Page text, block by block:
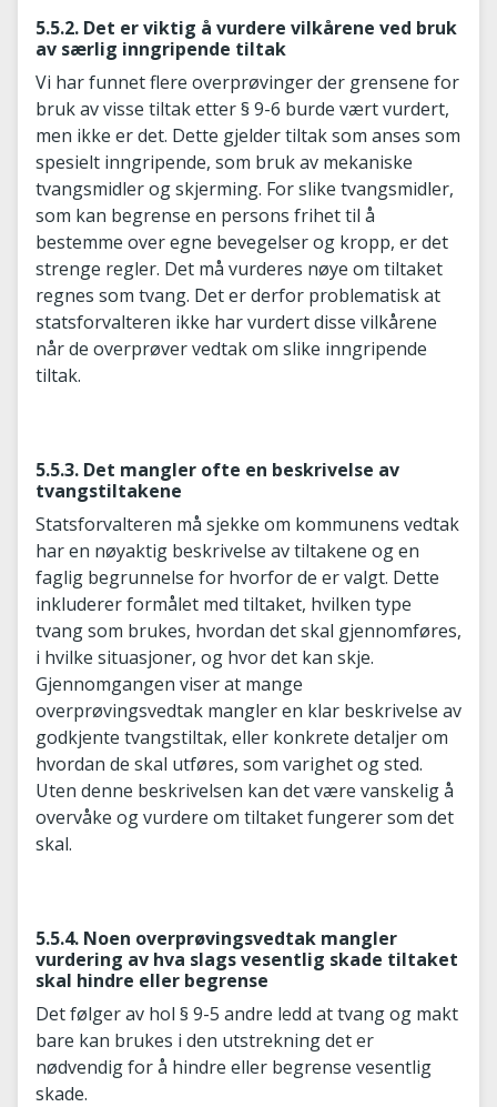
5.5.2. Det er viktig å vurdere vilkårene ved bruk
av særlig inngripende tiltak
Vi har funnet flere overprøvinger der grensene for
bruk av visse tiltak etter § 9-6 burde vært vurdert,
men ikke er det. Dette gjelder tiltak som anses som
spesielt inngripende, som bruk av mekaniske
tvangsmidler og skjerming. For slike tvangsmidler,
som kan begrense en persons frihet til å
bestemme over egne bevegelser og kropp, er det
strenge regler. Det må vurderes nøye om tiltaket
regnes som tvang. Det er derfor problematisk at
statsforvalteren ikke har vurdert disse vilkårene
når de overprøver vedtak om slike inngripende
tiltak.
5.5.3. Det mangler ofte en beskrivelse av
tvangstiltakene
Statsforvalteren må sjekke om kommunens vedtak
har en nøyaktig beskrivelse av tiltakene og en
faglig begrunnelse for hvorfor de er valgt. Dette
inkluderer formålet med tiltaket, hvilken type
tvang som brukes, hvordan det skal gjennomføres,
i hvilke situasjoner, og hvor det kan skje.
Gjennomgangen viser at mange
overprøvingsvedtak mangler en klar beskrivelse av
godkjente tvangstiltak, eller konkrete detaljer om
hvordan de skal utføres, som varighet og sted.
Uten denne beskrivelsen kan det være vanskelig å
overvåke og vurdere om tiltaket fungerer som det
skal.
5.5.4. Noen overprøvingsvedtak mangler
vurdering av hva slags vesentlig skade tiltaket
skal hindre eller begrense
Det følger av hol § 9-5 andre ledd at tvang og makt
bare kan brukes i den utstrekning det er
nødvendig for å hindre eller begrense vesentlig
skade.